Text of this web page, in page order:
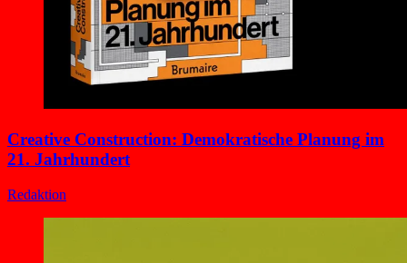
Creative Construction: Demokratische Planung im
21. Jahrhundert
Redaktion